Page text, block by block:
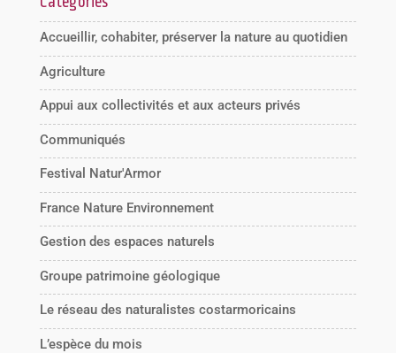
Accueillir, cohabiter, préserver la nature au quotidien
Agriculture
Appui aux collectivités et aux acteurs privés
Communiqués
Festival Natur'Armor
France Nature Environnement
Gestion des espaces naturels
Groupe patrimoine géologique
Le réseau des naturalistes costarmoricains
L’espèce du mois